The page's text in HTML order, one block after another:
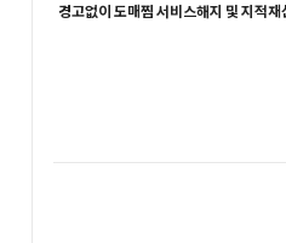
경고없이 도매찜 서비스해지 및 지적